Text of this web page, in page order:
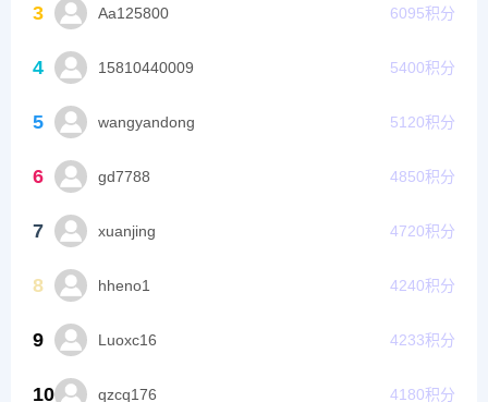
3 Aa125800 6095积分
4 15810440009 5400积分
5 wangyandong 5120积分
6 gd7788 4850积分
7 xuanjing 4720积分
8 hheno1 4240积分
9 Luoxc16 4233积分
10 qzcq176 4180积分